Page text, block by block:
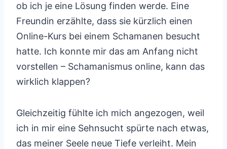
ob ich je eine Lösung finden werde. Eine
Freundin erzählte, dass sie kürzlich einen
Online-Kurs bei einem Schamanen besucht
hatte. Ich konnte mir das am Anfang nicht
vorstellen – Schamanismus online, kann das
wirklich klappen?
Gleichzeitig fühlte ich mich angezogen, weil
ich in mir eine Sehnsucht spürte nach etwas,
das meiner Seele neue Tiefe verleiht. Mein